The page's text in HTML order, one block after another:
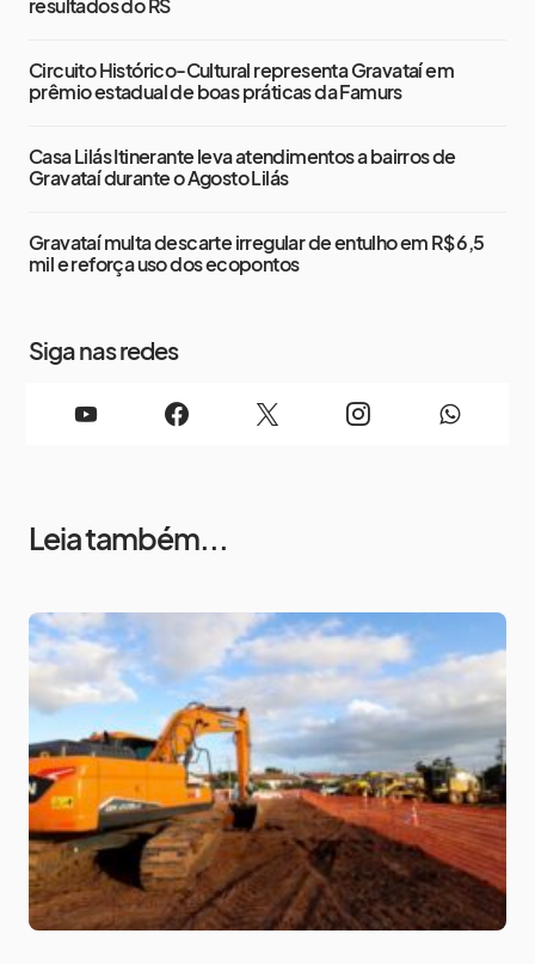
resultados do RS
Circuito Histórico-Cultural representa Gravataí em
prêmio estadual de boas práticas da Famurs
Casa Lilás Itinerante leva atendimentos a bairros de
Gravataí durante o Agosto Lilás
Gravataí multa descarte irregular de entulho em R$ 6,5
mil e reforça uso dos ecopontos
Siga nas redes
Leia também...